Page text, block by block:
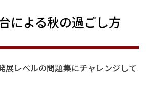
による秋の過ごし方
展レベルの問題集にチャレンジして